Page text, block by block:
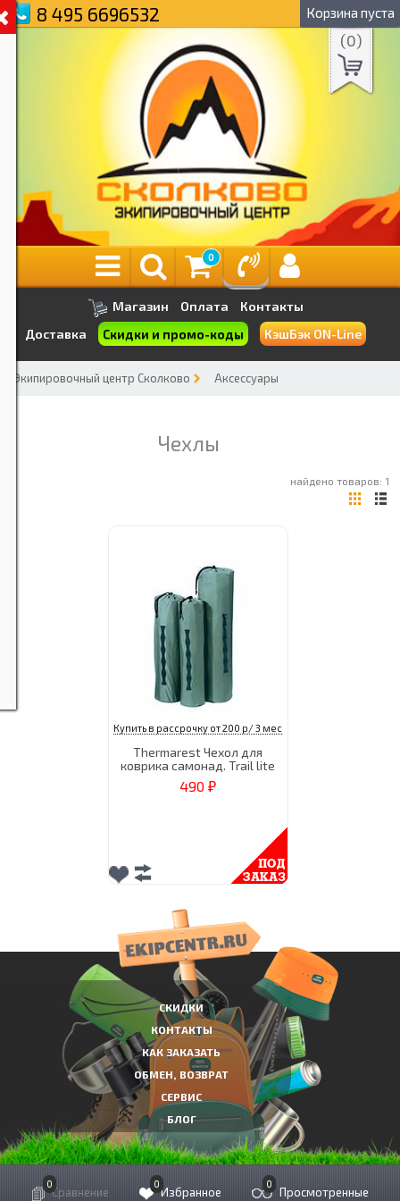
8 495 6696532 Корзина пуста
(0)
0
Магазин Оплата
Контакты
Доставка
Скидки и промо-коды КэшБэк ON-Line
Экипировочный центр Сколково Аксессуары
Чехлы
найдено товаров: 1
Купить в рассрочку от 200 р/ 3 мес
Thermarest Чехол для
коврика самонад. Trail lite
490 ₽
© Экипировочный центр Сколково, 2010-2021
СКИДКИ
КОНТАКТЫ
КАК ЗАКАЗАТЬ
ОБМЕН, ВОЗВРАТ
СЕРВИС
БЛОГ
0
Сравнение
0
Избранное
0
Просмотренные